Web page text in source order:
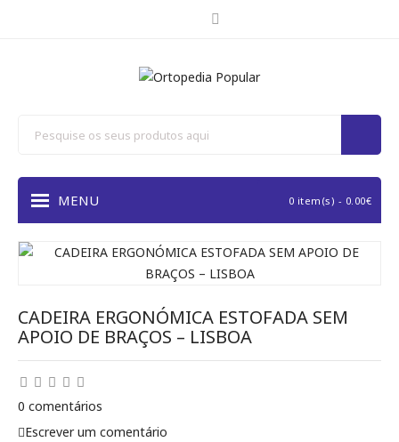
0 item(s) - 0.00€
MENU
CADEIRA ERGONÓMICA ESTOFADA SEM
APOIO DE BRAÇOS – LISBOA
0 comentários
Escrever um comentário